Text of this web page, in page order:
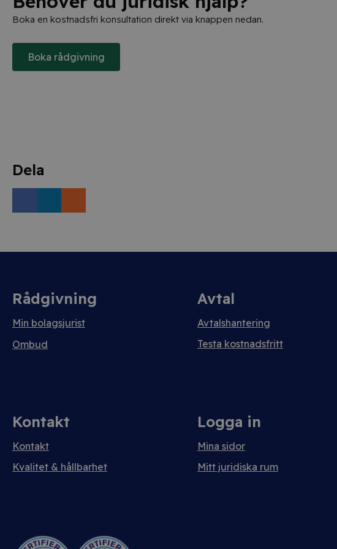
Boka en kostnadsfri konsultation direkt via knappen nedan.
Boka rådgivning
Dela
Rådgivning
Min bolagsjurist
Ombud
Avtal
Avtalshantering
Testa kostnadsfritt
Kontakt
Kontakt
Kvalitet & hållbarhet
Logga in
Mina sidor
Mitt juridiska rum